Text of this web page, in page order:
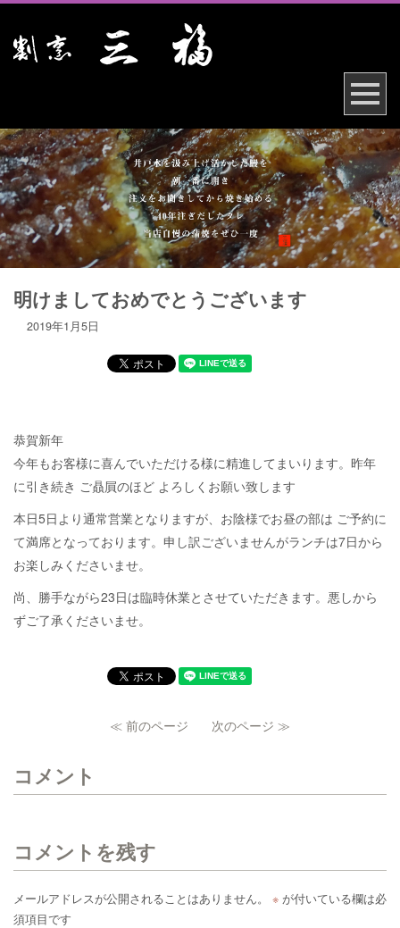
明けましておめでとうございます
2019年1月5日
恭賀新年
今年もお客様に喜んでいただける様に精進してまいります。昨年
に引き続き ご贔屓のほど よろしくお願い致します
本日5日より通常営業となりますが、お陰様でお昼の部は ご予約に
て満席となっております。申し訳ございませんがランチは7日から
お楽しみくださいませ。
尚、勝手ながら23日は臨時休業とさせていただきます。悪しから
ずご了承くださいませ。
≪ 前のページ 次のページ ≫
コメント
コメントを残す
メールアドレスが公開されることはありません。 ※ が付いている欄は必
須項目です